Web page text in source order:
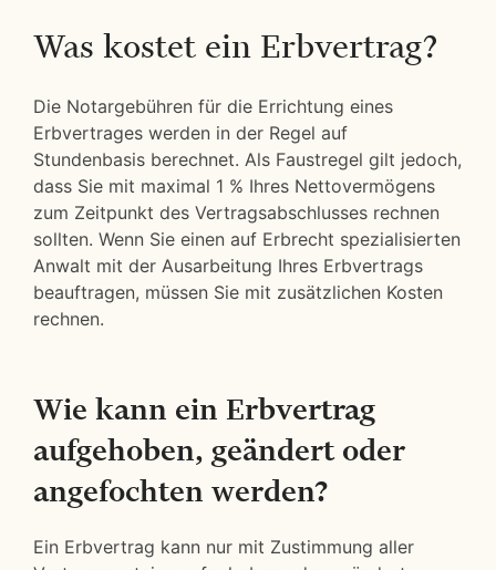
Was kostet ein Erbvertrag?
Die Notargebühren für die Errichtung eines
Erbvertrages werden in der Regel auf
Stundenbasis berechnet. Als Faustregel gilt jedoch,
dass Sie mit maximal 1 % Ihres Nettovermögens
zum Zeitpunkt des Vertragsabschlusses rechnen
sollten. Wenn Sie einen auf Erbrecht spezialisierten
Anwalt mit der Ausarbeitung Ihres Erbvertrags
beauftragen, müssen Sie mit zusätzlichen Kosten
rechnen.
Wie kann ein Erbvertrag
aufgehoben, geändert oder
angefochten werden?
Ein Erbvertrag kann nur mit Zustimmung aller